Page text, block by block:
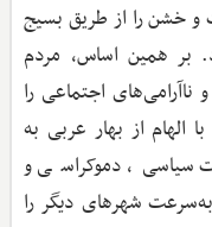
خشن را از طریق بسیج
بر همین اساس، مردم
اجتماعی را
الهام از بهار عربی به
سیاسی، دموکراسی و
شهرهای دیگر را